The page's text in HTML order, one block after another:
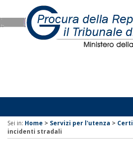
Sei in: Home > Servizi per l'utenza >
incidenti stradali